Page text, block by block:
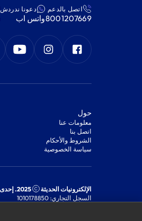
اتصل بالدعم
8001207669
دعونا ندردش
واتس اب
‫حول‬
معلومات عنا
اتصل بنا
‫الشروط والأحكام‬
‫سياسة الخصوصية‬
الإلكترونيات الحديثة
2025. إحدى شركات مجموعة الفيصلية
السجل التجاري: 1010178850